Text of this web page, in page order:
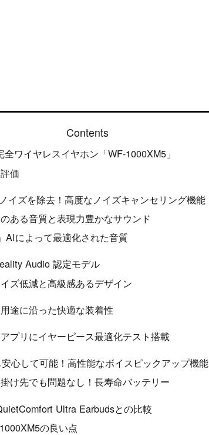
Contents
ワイヤレスイヤホン「WF-1000XM5」
価
イズを除去！高度なノイズキャンセリング機能
ある音質と表現力豊かなサウンド
AIによって最適化された音質
Audio 認定モデル
ズ低減と高級感あるデザイン
途に沿った快適な装着性
プリにイヤーピース最適化テスト搭載
心して可能！高性能なボイスピックアップ機能
け先でも問題なし！長寿命バッテリー
Ultra Earbudsとの比較
の良い点